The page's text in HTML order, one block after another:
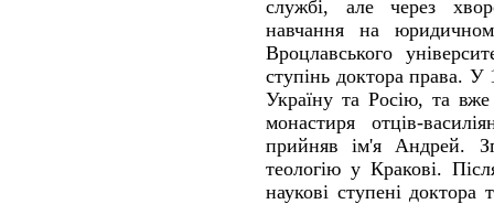
службі, але через
навчання на
Вроцлавського
ступінь доктора права.
Україну та Росію, та
монастиря отців-
прийняв ім'я Андрей.
теологію у Кракові.
наукові ступені доктора